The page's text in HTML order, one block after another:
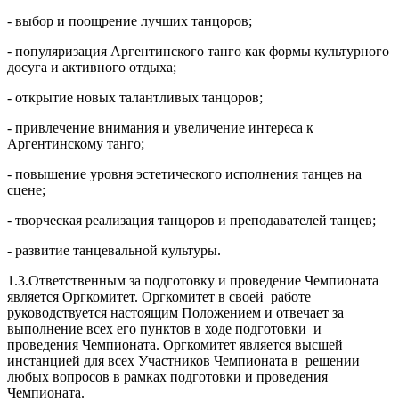
- выбор и поощрение лучших танцоров;
- популяризация Аргентинского танго как формы культурного
досуга и активного отдыха;
- открытие новых талантливых танцоров;
- привлечение внимания и увеличение интереса к
Аргентинскому танго;
- повышение уровня эстетического исполнения танцев на
сцене;
- творческая реализация танцоров и преподавателей танцев;
- развитие танцевальной культуры.
1.3.Ответственным за подготовку и проведение Чемпионата
является Оргкомитет. Оргкомитет в своей работе
руководствуется настоящим Положением и отвечает за
выполнение всех его пунктов в ходе подготовки и
проведения Чемпионата. Оргкомитет является высшей
инстанцией для всех Участников Чемпионата в решении
любых вопросов в рамках подготовки и проведения
Чемпионата.